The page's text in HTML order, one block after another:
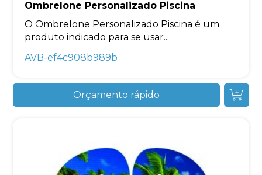
Ombrelone Personalizado Piscina
O Ombrelone Personalizado Piscina é um
produto indicado para se usar...
AVB-ef4c908b989b
Orçamento rápido